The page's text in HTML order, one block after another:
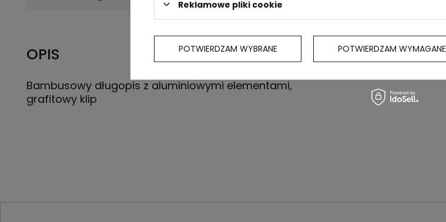
OPIS
Bambusowy długopis z aluminiowymi elementami,
grafitowy klip
Reklamowe pliki cookie
POTWIERDZAM WYBRANE POTWIERDZAM WYMAGANE